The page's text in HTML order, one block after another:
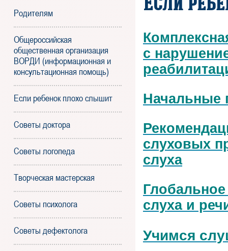
Родителям
Общероссийская
общественная организация
ВОРДИ (информационная и
консультационная помощь)
Если ребенок плохо слышит
Советы доктора
Советы логопеда
Творческая мастерская
Советы психолога
Советы дефектолога
Если
с
Начальные
слуховых
слуха
слуха и
Учимся